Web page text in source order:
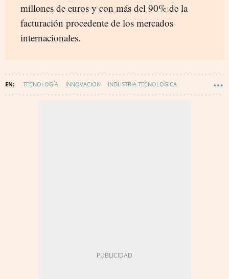
millones de euros y con más del 90% de la
facturación procedente de los mercados
internacionales.
TECNOLOGÍA INNOVACIÓN INDUSTRIA TECNOLÓGICA